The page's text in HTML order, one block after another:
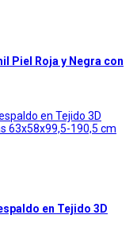
Piel Roja y Negra con
en Tejido 3D